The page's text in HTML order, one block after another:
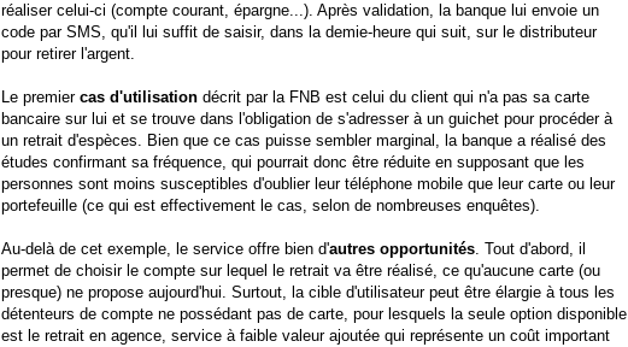
réaliser celui-ci (compte courant, épargne...). Après validation, la banque lui envoie un
code par SMS, qu'il lui suffit de saisir, dans la demie-heure qui suit, sur le distributeur
pour retirer l'argent.
Le premier cas d'utilisation décrit par la FNB est celui du client qui n'a pas sa carte
bancaire sur lui et se trouve dans l'obligation de s'adresser à un guichet pour procéder à
un retrait d'espèces. Bien que ce cas puisse sembler marginal, la banque a réalisé des
études confirmant sa fréquence, qui pourrait donc être réduite en supposant que les
personnes sont moins susceptibles d'oublier leur téléphone mobile que leur carte ou leur
portefeuille (ce qui est effectivement le cas, selon de nombreuses enquêtes).
Au-delà de cet exemple, le service offre bien d'autres opportunités. Tout d'abord, il
permet de choisir le compte sur lequel le retrait va être réalisé, ce qu'aucune carte (ou
presque) ne propose aujourd'hui. Surtout, la cible d'utilisateur peut être élargie à tous les
détenteurs de compte ne possédant pas de carte, pour lesquels la seule option disponible
est le retrait en agence, service à faible valeur ajoutée qui représente un coût important